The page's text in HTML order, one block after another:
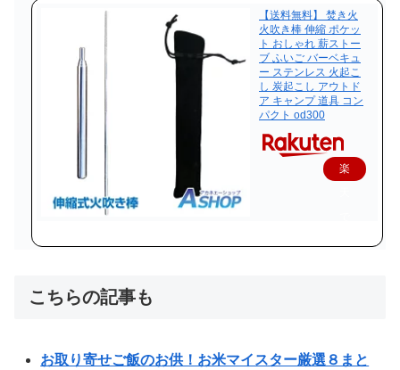
【送料無料】 焚き火
火吹き棒 伸縮 ポケッ
ト おしゃれ 薪ストー
ブ ふいご バーベキュ
ー ステンレス 火起こ
し 炭起こし アウトド
ア キャンプ 道具 コン
パクト od300
楽
こちらの記事も
お取り寄せご飯のお供！お米マイスター厳選８まと